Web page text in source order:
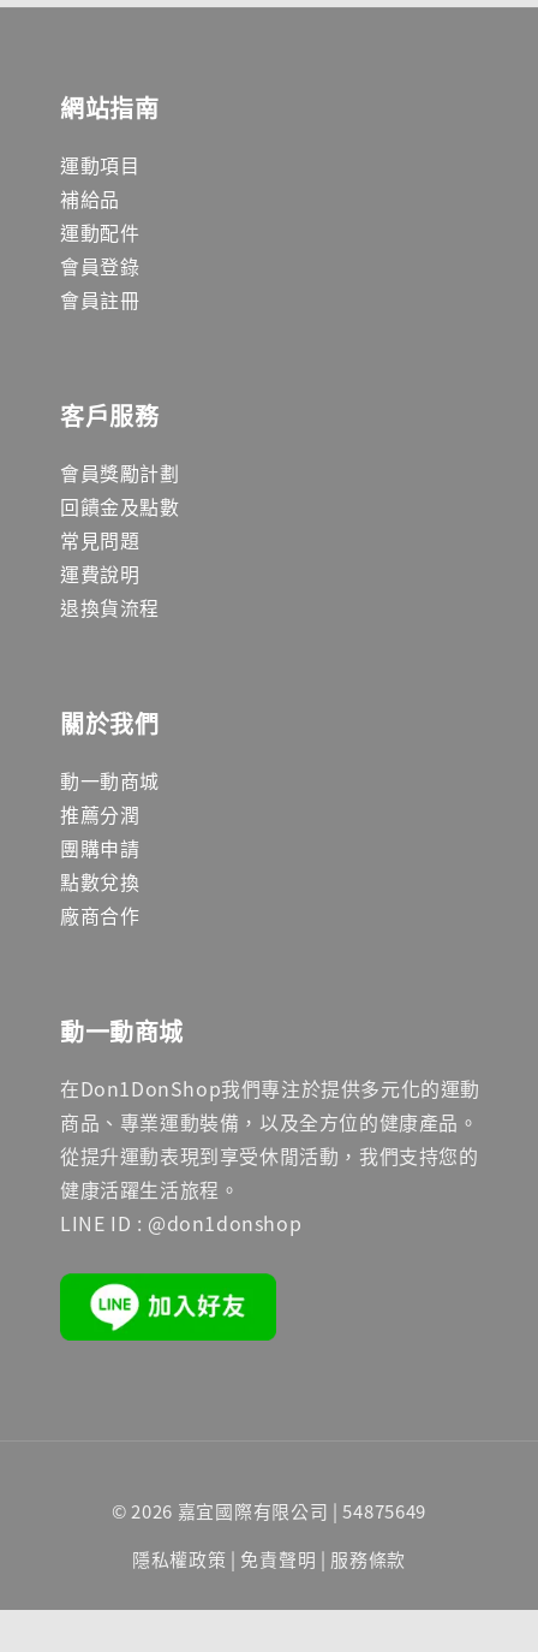
網站指南
運動項目
補給品
運動配件
會員登錄
會員註冊
客戶服務
會員獎勵計劃
回饋金及點數
常見問題
運費說明
退換貨流程
關於我們
動一動商城
推薦分潤
團購申請
點數兌換
廠商合作
動一動商城
在Don1DonShop我們專注於提供多元化的運動
商品、專業運動裝備，以及全方位的健康產品。
從提升運動表現到享受休閒活動，我們支持您的
健康活躍生活旅程。
LINE ID : @don1donshop
© 2026 嘉宜國際有限公司 | 54875649
隱私權政策 | 免責聲明 | 服務條款